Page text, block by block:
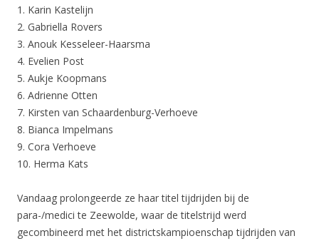
1. Karin Kastelijn
2. Gabriella Rovers
3. Anouk Kesseleer-Haarsma
4. Evelien Post
5. Aukje Koopmans
6. Adrienne Otten
7. Kirsten van Schaardenburg-Verhoeve
8. Bianca Impelmans
9. Cora Verhoeve
10. Herma Kats
Vandaag prolongeerde ze haar titel tijdrijden bij de
para-/medici te Zeewolde, waar de titelstrijd werd
gecombineerd met het districtskampioenschap tijdrijden van